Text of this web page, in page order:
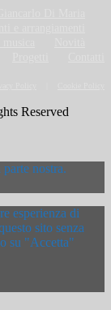
Reserved
nostra.
esperienza di
sito senza
su "Accetta"